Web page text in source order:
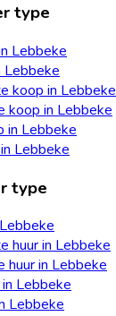
type
Lebbeke
Lebbeke
koop in Lebbeke
koop in Lebbeke
in Lebbeke
Lebbeke
type
huur in Lebbeke
huur in Lebbeke
Lebbeke
Lebbeke